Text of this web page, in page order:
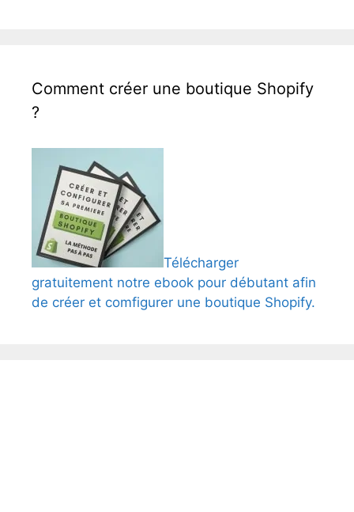
Comment créer une boutique Shopify
?
Télécharger
gratuitement notre ebook pour débutant afin
de créer et comfigurer une boutique Shopify.